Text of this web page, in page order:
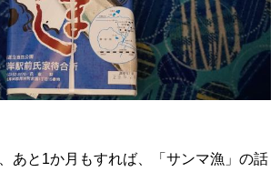
あと1か月もすれば、「サンマ漁」の話